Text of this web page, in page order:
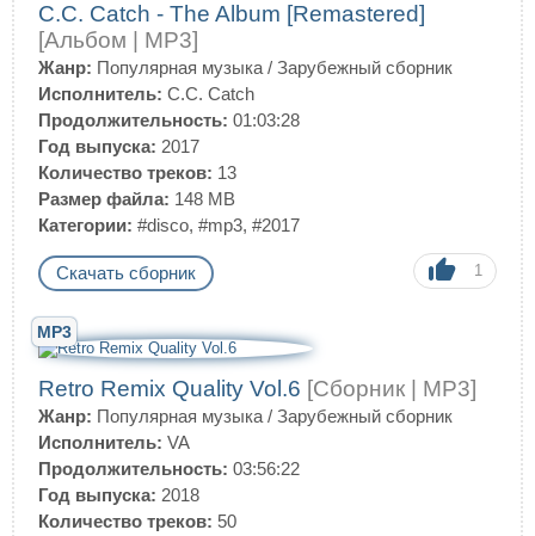
C.C. Catch - The Album [Remastered]
[Альбом | MP3]
Жанр: Популярная музыка / Зарубежный сборник
Исполнитель: C.C. Catch
Продолжительность: 01:03:28
Год выпуска: 2017
Количество треков: 13
Размер файла: 148 MB
Категории: #disco, #mp3, #2017
Скачать сборник 1
MP3
Retro Remix Quality Vol.6 [Сборник | MP3]
Жанр: Популярная музыка / Зарубежный сборник
Исполнитель: VA
Продолжительность: 03:56:22
Год выпуска: 2018
Количество треков: 50